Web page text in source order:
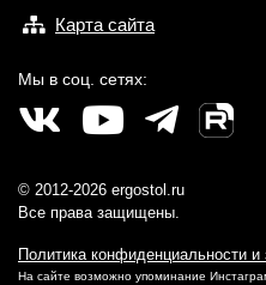
Карта сайта
Мы в соц. сетях:
© 2012-2026 ergostol.ru
Все права защищены.
Политика конфиденциальности
На сайте возможно упоминание